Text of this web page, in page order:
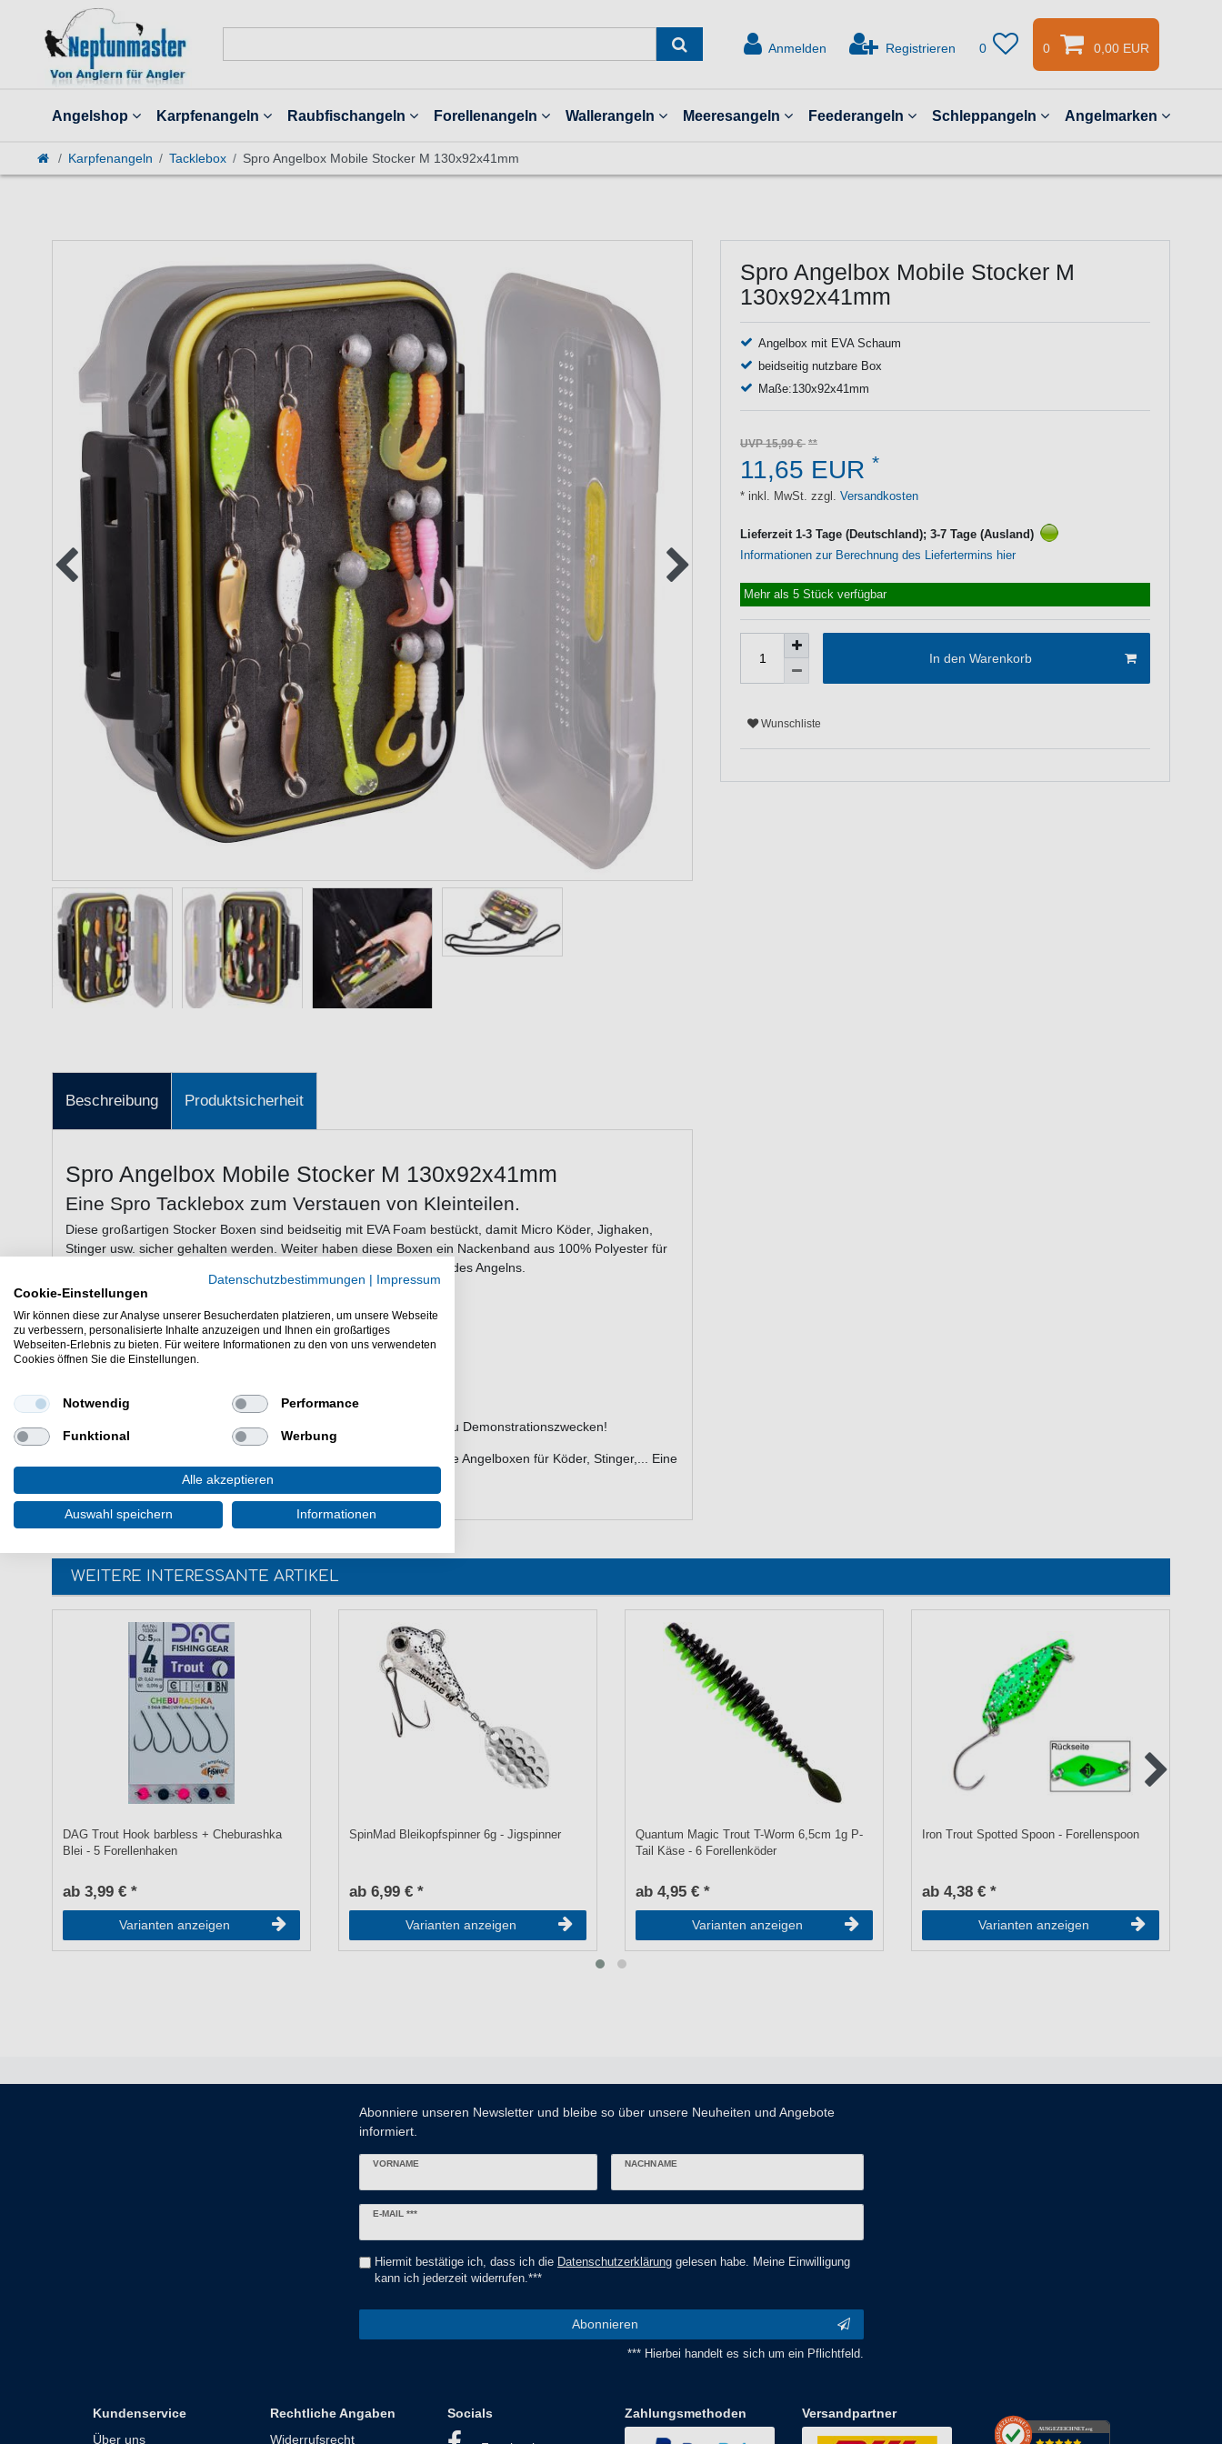
Anmelden Registrieren 0 0 0,00 EUR
Angelshop Karpfenangeln Raubfischangeln Forellenangeln Wallerangeln Meeresangeln Feederangeln Schleppangeln Angelmarken
Karpfenangeln Tacklebox Spro Angelbox Mobile Stocker M 130x92x41mm
Spro Angelbox Mobile Stocker M
130x92x41mm
Angelbox mit EVA Schaum
beidseitig nutzbare Box
Maße:130x92x41mm
UVP 15,99 €
11,65 EUR *
* inkl. MwSt. zzgl. Versandkosten
Lieferzeit 1-3 Tage (Deutschland); 3-7 Tage (Ausland)
Informationen zur Berechnung des Liefertermins hier
Mehr als 5 Stück verfügbar
In den Warenkorb
Wunschliste
Beschreibung Produktsicherheit
Spro Angelbox Mobile Stocker M 130x92x41mm
Eine Spro Tacklebox zum Verstauen von Kleinteilen.
Diese großartigen Stocker Boxen sind beidseitig mit EVA Foam bestückt, damit Micro Köder, Jighaken,
Stinger usw. sicher gehalten werden. Weiter haben diese Boxen ein Nackenband aus 100% Polyester für
schnellen und einfachen Zugriff sowie sicheren Transport während des Angelns.
Maße:130x92x41mm
2 seitig nutzbare Box
Hinweis: Lieferung der Boxen erfolgt ohne Inhalt! Dieser dient nur zu Demonstrationszwecken!
Spro Angelbox Mobile Stocker M 130x92x41mm -beidseitig nutzbare Angelboxen für Köder, Stinger,... Eine
Spro Tacklebox zum Verstauen von Kleinteilen.
WEITERE INTERESSANTE ARTIKEL
DAG Trout Hook barbless + Cheburashka
Blei - 5 Forellenhaken
ab 3,99 € *
Varianten anzeigen
SpinMad Bleikopfspinner 6g - Jigspinner
ab 6,99 € *
Varianten anzeigen
Quantum Magic Trout T-Worm 6,5cm 1g P-
Tail Käse - 6 Forellenköder
ab 4,95 € *
Varianten anzeigen
Iron Trout Spotted Spoon - Forellenspoon
ab 4,38 € *
Varianten anzeigen
Abonniere unseren Newsletter und bleibe so über unsere Neuheiten und Angebote
informiert.
VORNAME NACHNAME
E-MAIL ***
Newsletter
Hiermit bestätige ich, dass ich die Daten­schutz­erklärung gelesen habe. Meine Einwilligung
kann ich jederzeit widerrufen.***
Abonnieren
*** Hierbei handelt es sich um ein Pflichtfeld.
Kundenservice
Über uns
Rechtliche Angaben
Widerrufsrecht
Socials Zahlungsmethoden Versandpartner
AUSGEZEICHNET.org
Datenschutzbestimmungen | Impressum
Cookie-Einstellungen
Wir können diese zur Analyse unserer Besucherdaten platzieren, um unsere Webseite
zu verbessern, personalisierte Inhalte anzuzeigen und Ihnen ein großartiges
Webseiten-Erlebnis zu bieten. Für weitere Informationen zu den von uns verwendeten
Cookies öffnen Sie die Einstellungen.
Notwendig Performance
Funktional Werbung
Alle akzeptieren
Auswahl speichern Informationen